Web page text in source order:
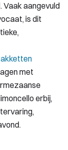
Vaak aangevuld
is dit
met
erbij,